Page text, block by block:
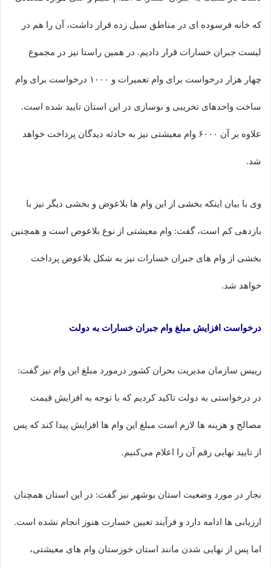
که خانه فرسوده ای در مناطق سیل زده قرار داشت، آن را هم در
لیست جبران خسارات قرار دادیم. در همین راستا نیز در مجموع
چهار هزار درخواست برای وام تعمیرات و ۱۰۰۰ درخواست برای وام
ساخت واحدهای تخریبی و نوسازی در این استان تایید شده است.
علاوه بر آن ۶۰۰۰ وام معیشتی نیز به حادثه دیدگان پرداخت خواهد
شد.
وی با بیان اینکه بخشی از این وام ها بلاعوض و بخشی دیگر نیز با
بازدهی کم است، گفت: وام معیشتی از نوع بلاعوض است و همچنین
بخشی از وام های جبران خسارات نیز به شکل بلاعوض پرداخت
خواهد شد.
درخواست افزایش مبلغ وام جبران خسارات به دولت
رییس سازمان مدیریت بحران کشور درمورد مبلغ این وام نیز گفت:
در درخواستی به دولت تاکید کردیم که با توجه به افزایش قیمت
مصالح و هزینه ها لازم است مبلغ این وام ها افزایش پیدا کند که پس
از تایید نهایی رقم آن را اعلام می‌کنیم.
نجار در مورد وضعیت استان بوشهر نیز گفت: در این استان همچنان
ارزیابی ها ادامه دارد و فرآیند تعیین خسارت هنوز انجام نشده است.
اما پس از نهایی شدن مانند استان خوزستان وام های معیشتی،